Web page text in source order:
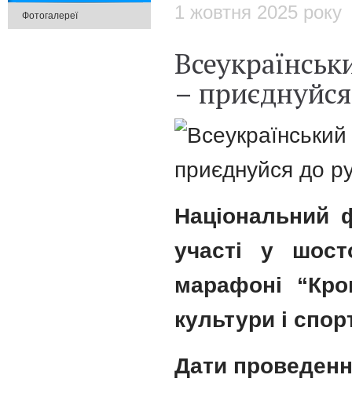
1 жовтня 2025 року
–
Національний
участі у
марафоні
культури і
Дати
Фотогалереї